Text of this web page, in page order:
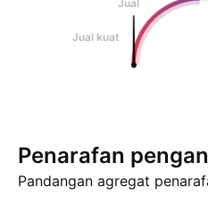
Jual
Jual kuat
Penarafan
Pandangan agregat